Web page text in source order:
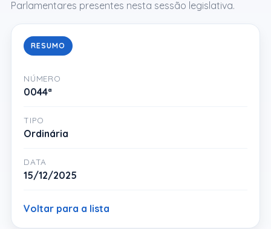
Parlamentares presentes nesta sessão legislativa.
RESUMO
NÚMERO
0044ª
TIPO
Ordinária
DATA
15/12/2025
Voltar para a lista